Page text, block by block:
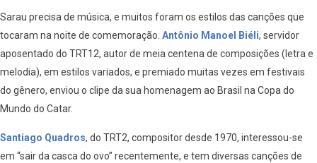
Sarau precisa de música, e muitos foram os estilos das canções que
tocaram na noite de comemoração. Antônio Manoel Biéli, servidor
aposentado do TRT12, autor de meia centena de composições (letra e
melodia), em estilos variados, e premiado muitas vezes em festivais
do gênero, enviou o clipe da sua homenagem ao Brasil na Copa do
Mundo do Catar.
Santiago Quadros, do TRT2, compositor desde 1970, interessou-se
em “sair da casca do ovo” recentemente, e tem diversas canções de